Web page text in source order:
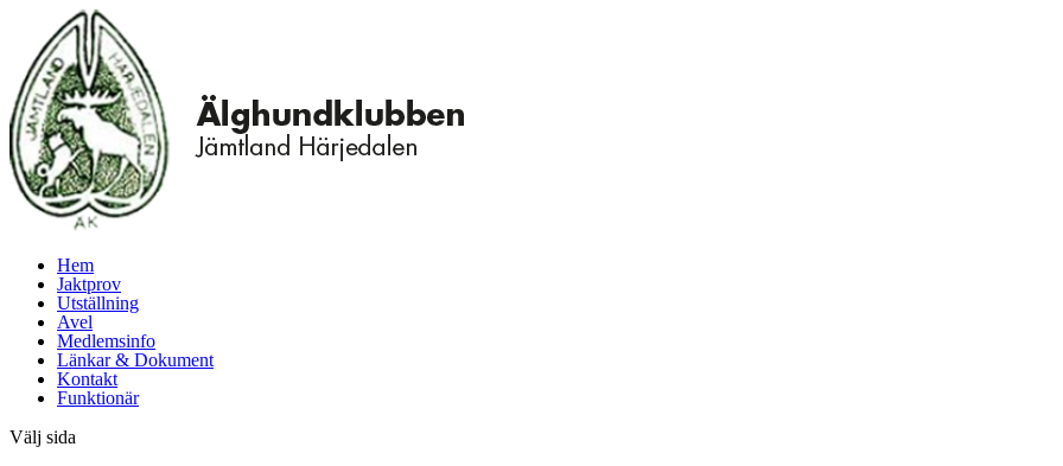
Hem
Jaktprov
Utställning
Avel
Medlemsinfo
Länkar & Dokument
Kontakt
Funktionär
Välj sida